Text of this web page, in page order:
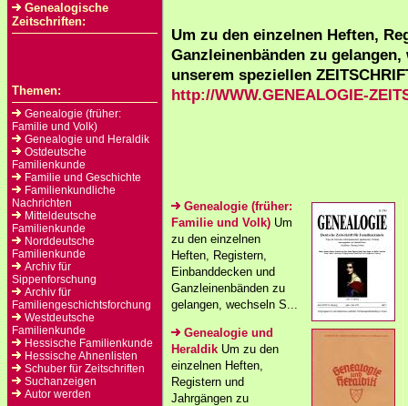
Genealogische
Zeitschriften:
Themen:
Genealogie (früher:
Familie und Volk)
Genealogie und Heraldik
Ostdeutsche
Familienkunde
Familie und Geschichte
Familienkundliche
Nachrichten
Mitteldeutsche
Familienkunde
Norddeutsche
Familienkunde
Archiv für
Sippenforschung
Archiv für
Familiengeschichtsforchung
Westdeutsche
Familienkunde
Hessische Familienkunde
Hessische Ahnenlisten
Schuber für Zeitschriften
Suchanzeigen
Autor werden
Um zu den einzelnen Heften,
Ganzleinenbänden zu
unserem speziellen
http://WWW.GENEALOGIE-
Genealogie (früher:
Familie und Volk) Um
zu den einzelnen
Heften, Registern,
Einbanddecken und
Ganzleinenbänden zu
gelangen, wechseln S...
Genealogie und
Heraldik Um zu den
einzelnen Heften,
Registern und
Jahrgängen zu